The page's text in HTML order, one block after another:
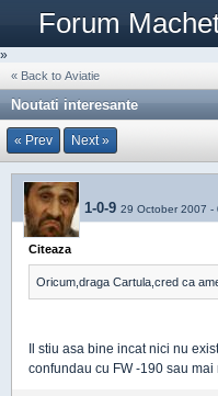
Forum
»
« Back to Aviatie
Noutati interesante
« Prev Next »
1-0-9 29 October 2007 -
Citeaza
Oricum,draga Cartula,cred ca
Il stiu asa bine incat nici nu
confundau cu FW -190 sau mai